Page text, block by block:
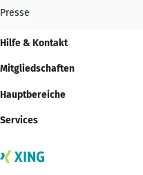
Presse
Hilfe & Kontakt
Mitgliedschaften
Hauptbereiche
Services